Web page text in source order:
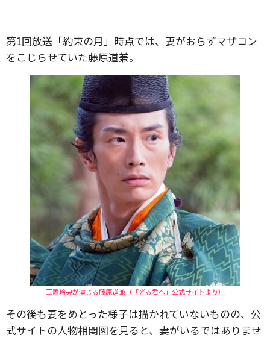
第1回放送「約束の月」時点では、妻がおらずマザコン
をこじらせていた藤原道兼。
玉置玲央が演じる藤原道兼（「光る君へ」公式サイトより）
その後も妻をめとった様子は描かれていないものの、公
式サイトの人物相関図を見ると、妻がいるではありませ